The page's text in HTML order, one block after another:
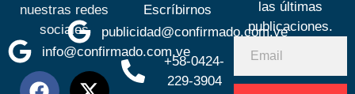
nuestras redes
sociales
info@confirmado.com.ve
Escríbirnos
publicidad@confirmado.com.ve
+58-0424-
229-3904
las últimas
publicaciones.